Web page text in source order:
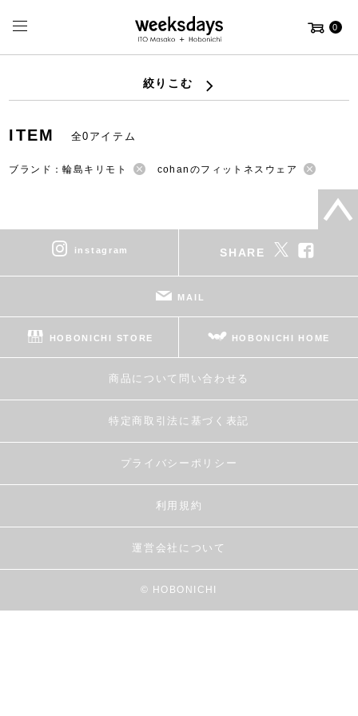
0
絞りこむ
ITEM 全0アイテム
ブランド：輪島キリモト cohanのフィットネスウェア
instagram SHARE
MAIL
HOBONICHI STORE HOBONICHI HOME
商品について問い合わせる
特定商取引法に基づく表記
プライバシーポリシー
利用規約
運営会社について
© HOBONICHI